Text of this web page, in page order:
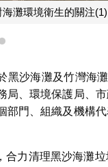
灘環境衛生的關注(1)
12
黑沙海灘及竹灣海
局、環境保護局、
部門、組織及機構
力清理黑沙海灘